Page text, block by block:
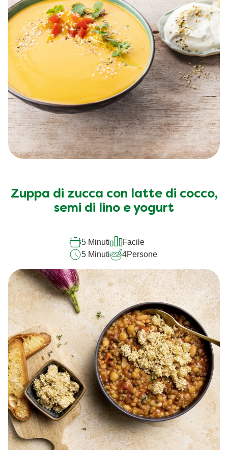
Zuppa di zucca con latte di cocco,
semi di lino e yogurt
5 Minuti
Facile
5 Minuti
4Persone